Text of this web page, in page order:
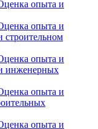
опыта и
опыта и
строительном
опыта и
инженерных
опыта и
опыта и